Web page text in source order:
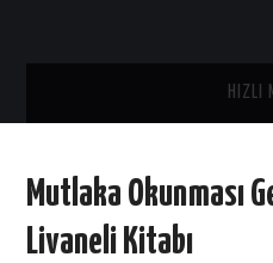
HIZLI
Mutlaka Okunması
Livaneli Kitabı